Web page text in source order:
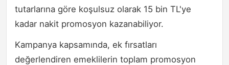
tutarlarına göre koşulsuz olarak 15 bin TL'ye
kadar nakit promosyon kazanabiliyor.
Kampanya kapsamında, ek fırsatları
değerlendiren emeklilerin toplam promosyon